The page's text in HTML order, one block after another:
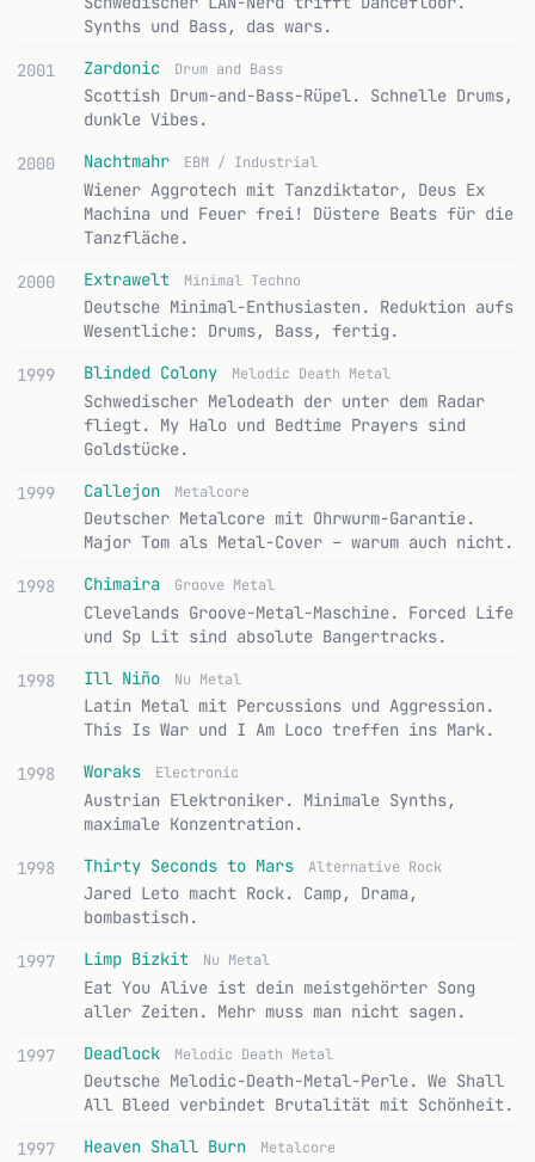
Synths und Bass, das wars.
2001 Zardonic Drum and Bass
Scottish Drum-and-Bass-Rüpel. Schnelle Drums,
dunkle Vibes.
2000 Nachtmahr EBM / Industrial
Wiener Aggrotech mit Tanzdiktator, Deus Ex
Machina und Feuer frei! Düstere Beats für die
Tanzfläche.
2000 Extrawelt Minimal Techno
Deutsche Minimal-Enthusiasten. Reduktion aufs
Wesentliche: Drums, Bass, fertig.
1999 Blinded Colony Melodic Death Metal
Schwedischer Melodeath der unter dem Radar
fliegt. My Halo und Bedtime Prayers sind
Goldstücke.
1999 Callejon Metalcore
Deutscher Metalcore mit Ohrwurm-Garantie.
Major Tom als Metal-Cover – warum auch nicht.
1998 Chimaira Groove Metal
Clevelands Groove-Metal-Maschine. Forced Life
und Sp Lit sind absolute Bangertracks.
1998 Ill Niño Nu Metal
Latin Metal mit Percussions und Aggression.
This Is War und I Am Loco treffen ins Mark.
1998 Woraks Electronic
Austrian Elektroniker. Minimale Synths,
maximale Konzentration.
1998 Thirty Seconds to Mars Alternative Rock
Jared Leto macht Rock. Camp, Drama,
bombastisch.
1997 Limp Bizkit Nu Metal
Eat You Alive ist dein meistgehörter Song
aller Zeiten. Mehr muss man nicht sagen.
1997 Deadlock Melodic Death Metal
Deutsche Melodic-Death-Metal-Perle. We Shall
All Bleed verbindet Brutalität mit Schönheit.
1997 Heaven Shall Burn Metalcore